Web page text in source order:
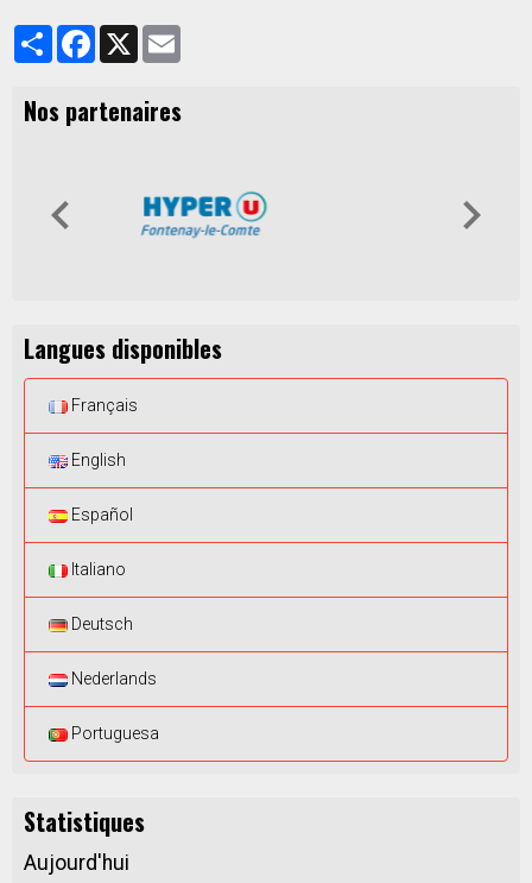
PartagerFacebook
X
Nos partenaires
Langues disponibles
Français
English
Español
Italiano
Deutsch
Nederlands
Portuguesa
Statistiques
Aujourd'hui